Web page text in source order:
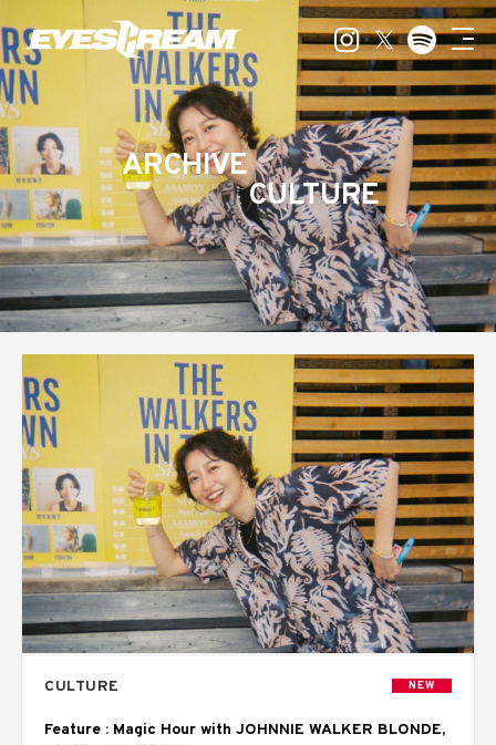
ARCHIVE
CULTURE
CULTURE NEW
Feature : Magic Hour with JOHNNIE WALKER BLONDE,